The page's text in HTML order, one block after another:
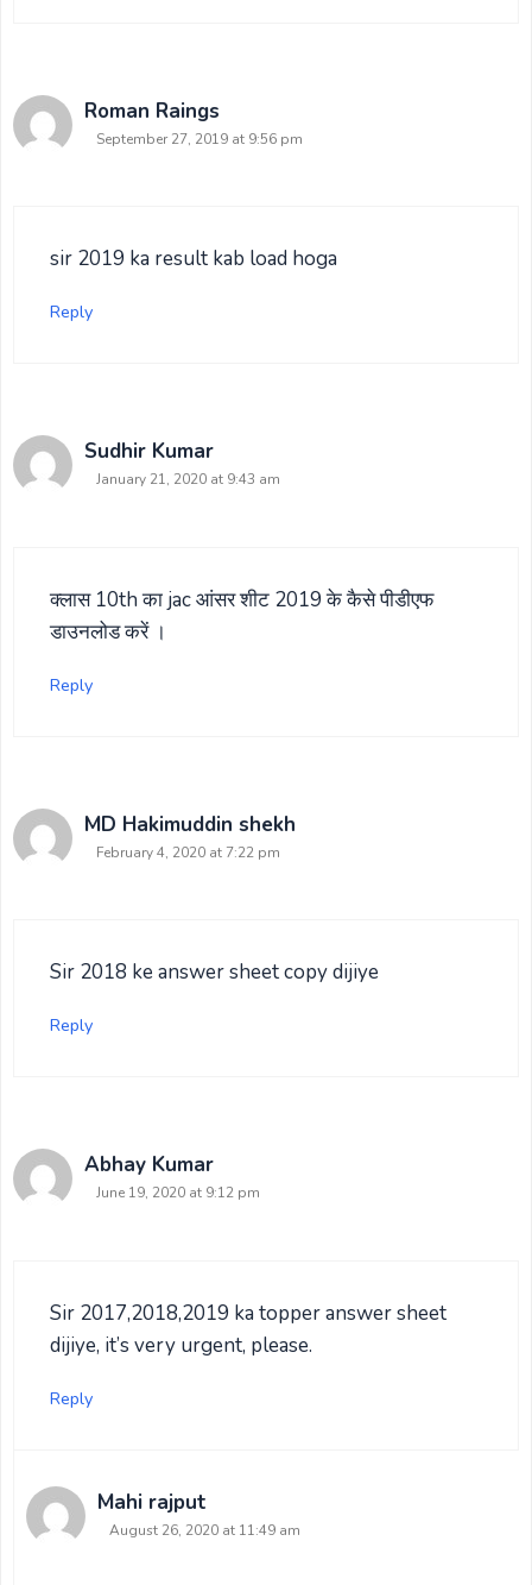
Roman Raings
September 27, 2019 at 9:56 pm
sir 2019 ka result kab load hoga
Reply
Sudhir Kumar
January 21, 2020 at 9:43 am
क्लास 10th का jac आंसर शीट 2019 के कैसे पीडीएफ
डाउनलोड करें ।
Reply
MD Hakimuddin shekh
February 4, 2020 at 7:22 pm
Sir 2018 ke answer sheet copy dijiye
Reply
Abhay Kumar
June 19, 2020 at 9:12 pm
Sir 2017,2018,2019 ka topper answer sheet
dijiye, it’s very urgent, please.
Reply
Mahi rajput
August 26, 2020 at 11:49 am